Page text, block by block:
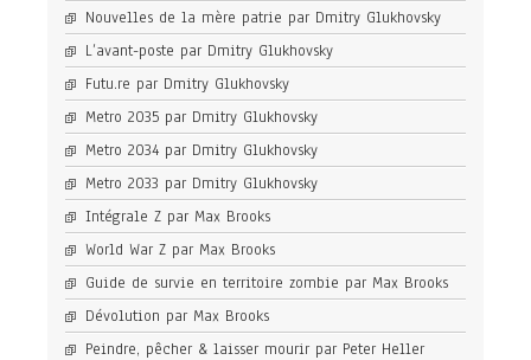
Nouvelles de la mère patrie par Dmitry Glukhovsky
L’avant-poste par Dmitry Glukhovsky
Futu.re par Dmitry Glukhovsky
Metro 2035 par Dmitry Glukhovsky
Metro 2034 par Dmitry Glukhovsky
Metro 2033 par Dmitry Glukhovsky
Intégrale Z par Max Brooks
World War Z par Max Brooks
Guide de survie en territoire zombie par Max Brooks
Dévolution par Max Brooks
Peindre, pêcher & laisser mourir par Peter Heller